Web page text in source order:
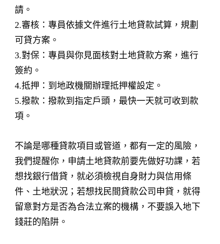
請。
2.審核：專員依據文件進行土地貸款試算，規劃
可貸方案。
3.對保：專員與你見面核對土地貸款方案，進行
簽約。
4.抵押：到地政機關辦理抵押權設定。
5.撥款：撥款到指定戶頭，最快一天就可收到款
項。
不論是哪種貸款項目或管道，都有一定的風險，
我們提醒你，申請土地貸款前要先做好功課，若
想找銀行借貸，就必須檢視自身財力與信用條
件、土地狀況；若想找民間貸款公司申貸，就得
留意對方是否為合法立案的機構，不要誤入地下
錢莊的陷阱。